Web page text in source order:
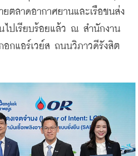
ตลาดอากาศยานและเรือขนส่ง
ไปเรียบร้อยแล้ว ณ สำนักงาน
อกแอร์เวย์ส ถนนวิภาวดีรังสิต